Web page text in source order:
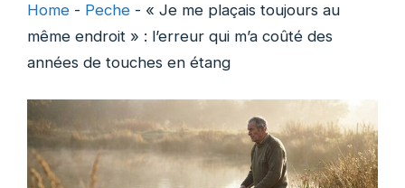
Home - Peche - « Je me plaçais toujours au
même endroit » : l’erreur qui m’a coûté des
années de touches en étang